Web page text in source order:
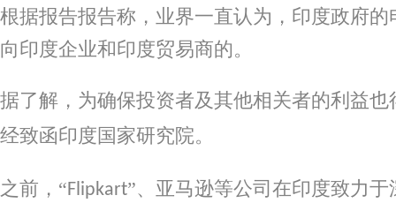
根据报告报告称，业界一直认为，印度政府
向印度企业和印度贸易商的。
据了解，为确保投资者及其他相关者的利益
经致函印度国家研究院。
之前， “Flipkart”、亚马逊等公司在印度致力